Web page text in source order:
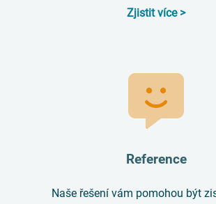
Zjistit více >
Reference
Naše řešení vám pomohou být